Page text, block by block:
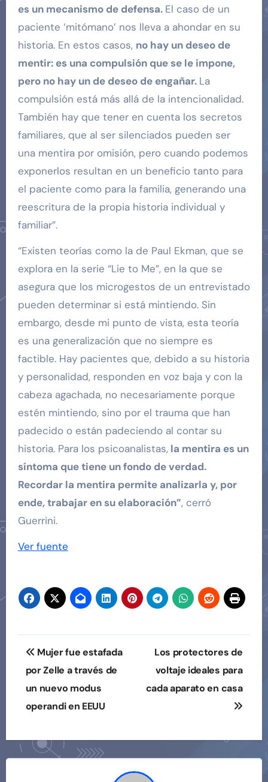
es un mecanismo de defensa. El caso de un
paciente ‘mitómano’ nos lleva a ahondar en su
historia. En estos casos, no hay un deseo de
mentir: es una compulsión que se le impone,
pero no hay un de deseo de engañar. La
compulsión está más allá de la intencionalidad.
También hay que tener en cuenta los secretos
familiares, que al ser silenciados pueden ser
una mentira por omisión, pero cuando podemos
exponerlos resultan en un beneficio tanto para
el paciente como para la familia, generando una
reescritura de la propia historia individual y
familiar”.
“Existen teorías como la de Paul Ekman, que se
explora en la serie “Lie to Me”, en la que se
asegura que los microgestos de un entrevistado
pueden determinar si está mintiendo. Sin
embargo, desde mi punto de vista, esta teoría
es una generalización que no siempre es
factible. Hay pacientes que, debido a su historia
y personalidad, responden en voz baja y con la
cabeza agachada, no necesariamente porque
estén mintiendo, sino por el trauma que han
padecido o están padeciendo al contar su
historia. Para los psicoanalistas,la mentira es un
síntoma que tiene un fondo de verdad.
Recordar la mentira permite analizarla y, por
ende, trabajar en su elaboración”, cerró
Guerrini.
Ver fuente
Navegación
de
entradas
Mujer fue estafada
por Zelle a través de
un nuevo modus
operandi en EEUU
Los protectores de
voltaje ideales para
cada aparato en casa